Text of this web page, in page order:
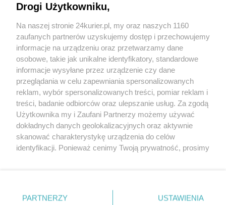
Oto krajobraz po pierwszej fazie rekrutacji na
studia
Doktoranci zaliczyli Dynamiczny Start
POGODA
26℃
Zobacz prognozę na 3 dni
Copyright © 2022 Kurier Szczeciński sp. z o.o.
Drogi Użytkowniku,
Na naszej stronie 24kurier.pl, my oraz naszych 1160
zaufanych partnerów uzyskujemy dostęp i przechowujemy
informacje na urządzeniu oraz przetwarzamy dane
osobowe, takie jak unikalne identyfikatory, standardowe
informacje wysyłane przez urządzenie czy dane
przeglądania w celu zapewniania spersonalizowanych
reklam, wybór spersonalizowanych treści, pomiar reklam i
treści, badanie odbiorców oraz ulepszanie usług. Za zgodą
Użytkownika my i Zaufani Partnerzy możemy używać
dokładnych danych geolokalizacyjnych oraz aktywnie
skanować charakterystykę urządzenia do celów
identyfikacji. Ponieważ cenimy Twoją prywatność, prosimy
prywatności znajdujący się w lewym dolnym rogu strony
. Niektóre rodzaje przetwarzania danych nie wymagają
PARTNERZY USTAWIENIA